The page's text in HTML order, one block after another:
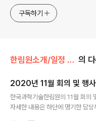
구독하기
한림원소개/일정 및 기관동정 의
2020년 11월 회의 및 행
한국과학기술한림원의 11월 회의
자세한 내용은 하단에 명기한 담